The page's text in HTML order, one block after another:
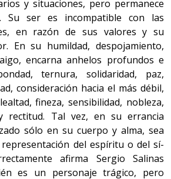
y situaciones, pero permanece
Su ser es incompatible con las
en razón de sus valores y su
En su humildad, despojamiento,
encarna anhelos profundos e
ternura, solidaridad, paz,
consideración hacia el más débil,
fineza, sensibilidad, nobleza,
rectitud. Tal vez, en su errancia
sólo en su cuerpo y alma, sea
del espíritu o del sí-
afirma Sergio Salinas
es un personaje trágico, pero